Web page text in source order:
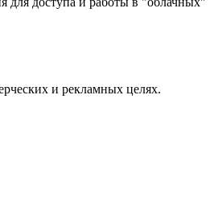
и рекламных целях.